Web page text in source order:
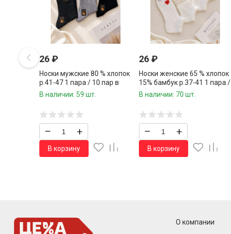
26 ₽
Носки мужские 80 % хлопок
р.41-47 1 пара / 10 пар в
упаковке/
В наличии: 59 шт.
– +
В корзину
26 ₽
Носки женские 65 % хлопок
15% бамбук р.37-41 1 пара /
10 пар в упаковке/
В наличии: 70 шт.
– +
В корзину
О компании